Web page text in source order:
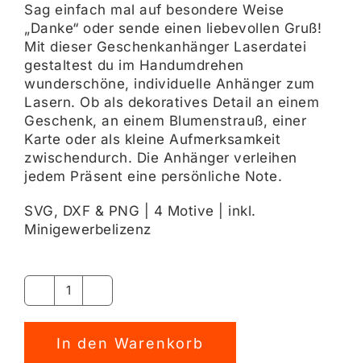
Sag einfach mal auf besondere Weise
„Danke“ oder sende einen liebevollen Gruß!
Mit dieser Geschenkanhänger Laserdatei
gestaltest du im Handumdrehen
wunderschöne, individuelle Anhänger zum
Lasern. Ob als dekoratives Detail an einem
Geschenk, an einem Blumenstrauß, einer
Karte oder als kleine Aufmerksamkeit
zwischendurch. Die Anhänger verleihen
jedem Präsent eine persönliche Note.
SVG, DXF & PNG | 4 Motive | inkl.
Minigewerbelizenz
Geschenkanhänger
[Digital]
Menge
In den Warenkorb
Alternative: